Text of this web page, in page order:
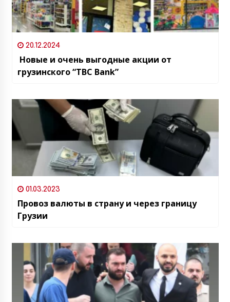
20.12.2024
Новые и очень выгодные акции от
грузинского “TBC Bank”
01.03.2023
Провоз валюты в страну и через границу
Грузии